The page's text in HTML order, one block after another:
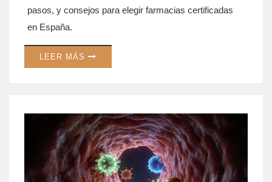
pasos, y consejos para elegir farmacias certificadas
en España.
LEER MÁS